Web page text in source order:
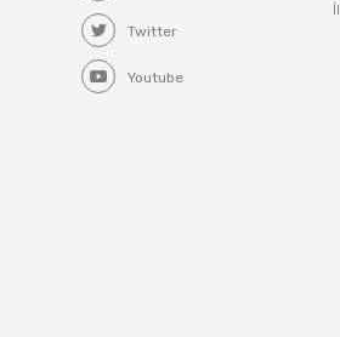
Twitter
Youtube